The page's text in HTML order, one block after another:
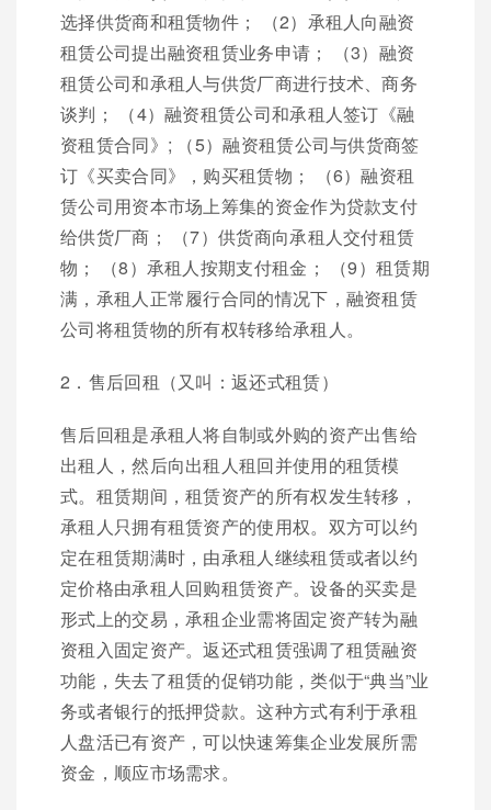
选择供货商和租赁物件； （2）承租人向融资
租赁公司提出融资租赁业务申请； （3）融资
租赁公司和承租人与供货厂商进行技术、商务
谈判； （4）融资租赁公司和承租人签订《融
资租赁合同》; （5）融资租赁公司与供货商签
订《买卖合同》，购买租赁物； （6）融资租
赁公司用资本市场上筹集的资金作为贷款支付
给供货厂商； （7）供货商向承租人交付租赁
物； （8）承租人按期支付租金； （9）租赁期
满，承租人正常履行合同的情况下，融资租赁
公司将租赁物的所有权转移给承租人。
2．售后回租（又叫：返还式租赁）
售后回租是承租人将自制或外购的资产出售给
出租人，然后向出租人租回并使用的租赁模
式。租赁期间，租赁资产的所有权发生转移，
承租人只拥有租赁资产的使用权。双方可以约
定在租赁期满时，由承租人继续租赁或者以约
定价格由承租人回购租赁资产。设备的买卖是
形式上的交易，承租企业需将固定资产转为融
资租入固定资产。返还式租赁强调了租赁融资
功能，失去了租赁的促销功能，类似于“典当”业
务或者银行的抵押贷款。这种方式有利于承租
人盘活已有资产，可以快速筹集企业发展所需
资金，顺应市场需求。